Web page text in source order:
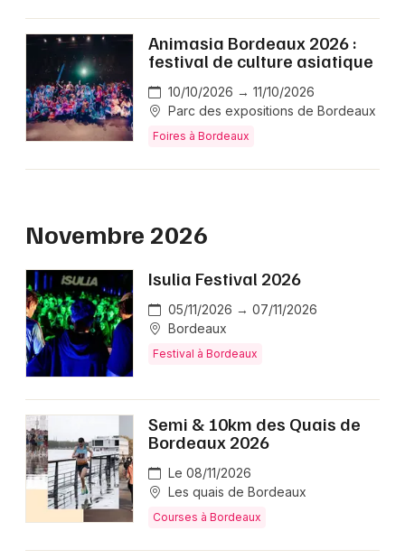
Mon email
Je m'abonne
Animasia Bordeaux 2026 :
festival de culture asiatique
10/10/2026 → 11/10/2026
Parc des expositions de Bordeaux
Foires à Bordeaux
Novembre 2026
Isulia Festival 2026
05/11/2026 → 07/11/2026
Bordeaux
Festival à Bordeaux
Semi & 10km des Quais de
Bordeaux 2026
Le 08/11/2026
Les quais de Bordeaux
Courses à Bordeaux